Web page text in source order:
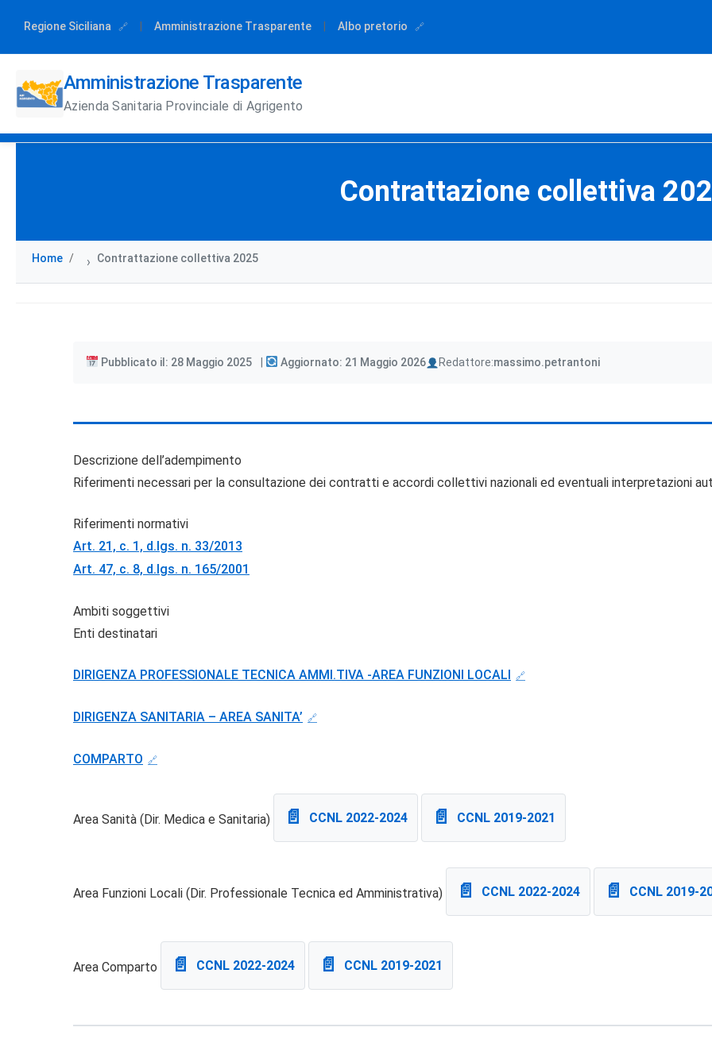
Regione Siciliana Amministrazione Trasparente Albo pretorio
Amministrazione Trasparente
Azienda Sanitaria Provinciale di Agrigento
Contrattazione collettiva
Home › Contrattazione collettiva 2025
Pubblicato il: 28 Maggio 2025 Aggiornato: 21 Maggio 2026 Redattore:
Author massimo.petrantoni
Descrizione dell’adempimento
Riferimenti necessari per la consultazione dei contratti e accordi collettivi nazionali ed eventuali interpretazioni
Riferimenti normativi
Art. 21, c. 1, d.lgs. n. 33/2013
Art. 47, c. 8, d.lgs. n. 165/2001
Ambiti soggettivi
Enti destinatari
DIRIGENZA PROFESSIONALE TECNICA AMMI.TIVA -AREA FUNZIONI LOCALI
DIRIGENZA SANITARIA – AREA SANITA’
COMPARTO
Area Sanità (Dir. Medica e Sanitaria) CCNL 2022-2024 CCNL 2019-2021
Area Funzioni Locali (Dir. Professionale Tecnica ed Amministrativa) CCNL 2022-2024 CCNL 2019-
Area Comparto CCNL 2022-2024 CCNL 2019-2021